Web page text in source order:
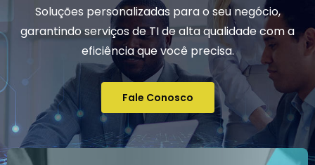
Soluções personalizadas para o seu negócio,
garantindo serviços de TI de alta qualidade com a
eficiência que você precisa.
Fale Conosco